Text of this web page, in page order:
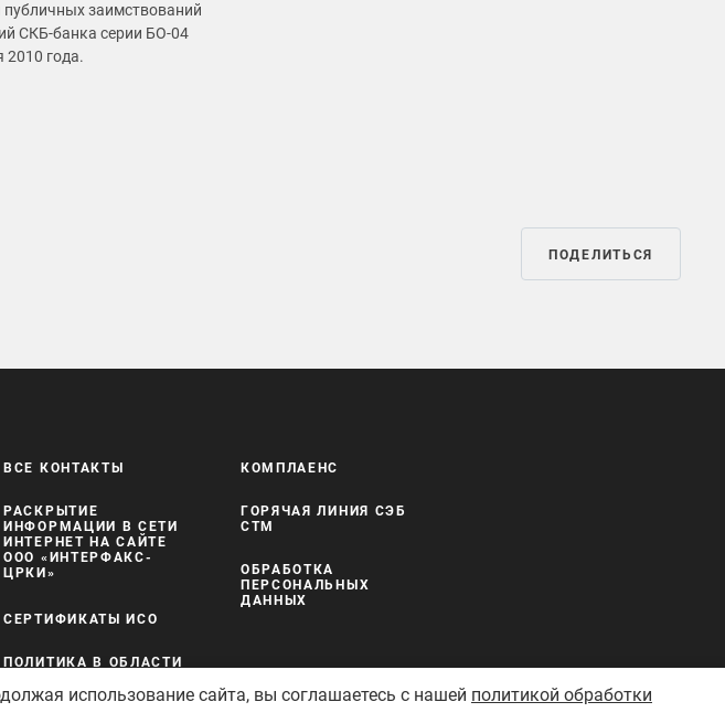
заимствований
СКБ-банка серии БО-04
2010 года.
ПОДЕЛИТЬСЯ
ВСЕ КОНТАКТЫ
РАСКРЫТИЕ
ИНФОРМАЦИИ В СЕТИ
ИНТЕРНЕТ НА САЙТЕ
ООО «ИНТЕРФАКС-
ЦРКИ»
СЕРТИФИКАТЫ ИСО
ПОЛИТИКА В ОБЛАСТИ
БЕЗОПАСНОСТИ
КОМПЛАЕНС
ГОРЯЧАЯ ЛИНИЯ СЭБ
СТМ
ОБРАБОТКА
ПЕРСОНАЛЬНЫХ
ДАННЫХ
использование сайта, вы соглашаетесь с нашей политикой обработки